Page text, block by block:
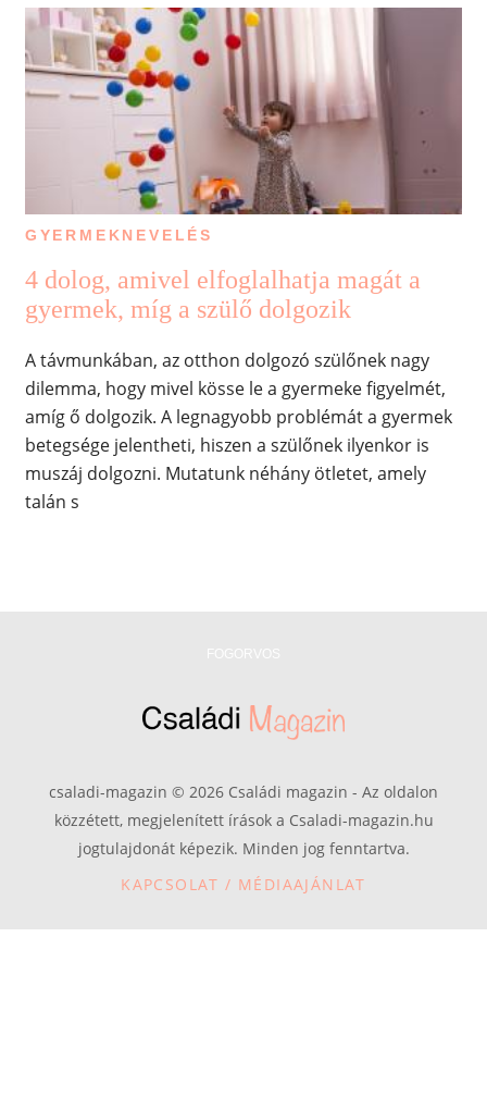
GYERMEKNEVELÉS
4 dolog, amivel elfoglalhatja magát a
gyermek, míg a szülő dolgozik
A távmunkában, az otthon dolgozó szülőnek nagy
dilemma, hogy mivel kösse le a gyermeke figyelmét,
amíg ő dolgozik. A legnagyobb problémát a gyermek
betegsége jelentheti, hiszen a szülőnek ilyenkor is
muszáj dolgozni. Mutatunk néhány ötletet, amely
talán s
csaladi-magazin © 2026 Családi magazin - Az oldalon
közzétett, megjelenített írások a Csaladi-magazin.hu
jogtulajdonát képezik. Minden jog fenntartva.
KAPCSOLAT / MÉDIAAJÁNLAT